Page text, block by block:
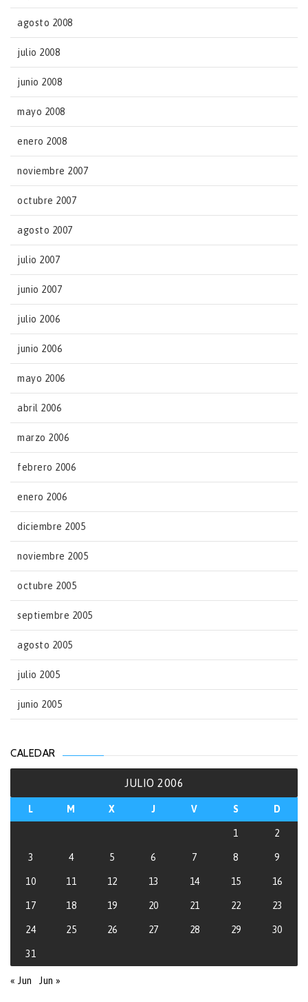
agosto 2008
julio 2008
junio 2008
mayo 2008
enero 2008
noviembre 2007
octubre 2007
agosto 2007
julio 2007
junio 2007
julio 2006
junio 2006
mayo 2006
abril 2006
marzo 2006
febrero 2006
enero 2006
diciembre 2005
noviembre 2005
octubre 2005
septiembre 2005
agosto 2005
julio 2005
junio 2005
CALEDAR
JULIO 2006
L M X J V S D
1 2
3 4 5 6 7 8 9
10 11 12 13 14 15 16
17 18 19 20 21 22 23
24 25 26 27 28 29 30
31
« Jun Jun »